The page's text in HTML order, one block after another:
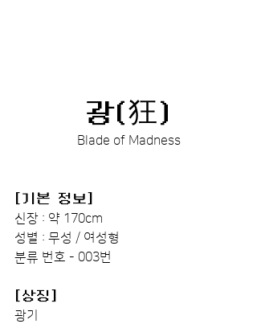
광(狂)
Blade of Madness
[기본 정보]
신장 : 약 170cm
성별 : 무성 / 여성형
분류 번호 - 003번
[상징]
광기